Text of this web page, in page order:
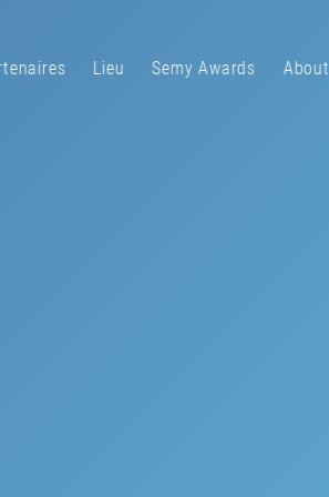
Lieu Semy Awards About